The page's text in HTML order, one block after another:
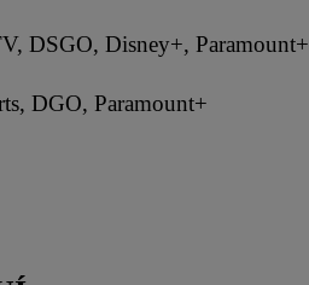
DSGO, Disney+, Paramount+
DGO, Paramount+